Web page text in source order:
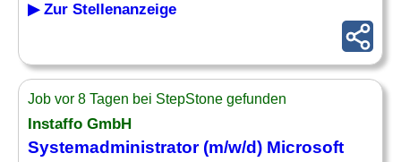
▶ Zur Stellenanzeige
Job vor 8 Tagen bei StepStone gefunden
Instaffo GmbH
Systemadministrator (m/w/d) Microsoft